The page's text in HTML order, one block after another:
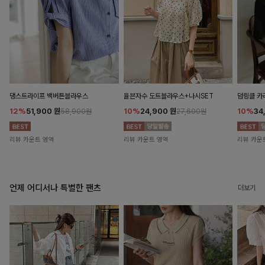
댕스트라이프 백버튼블라우스
12%51,900 원58,900원
리뷰 카운트 영역
율븐자수 도트블라우스+나시SET
10%24,900 원27,600원
리뷰 카운트 영역
덤링클 카
10%
리뷰 카운
언제 어디서나 특별한 팬츠 더보기